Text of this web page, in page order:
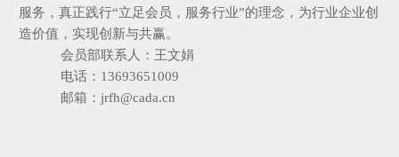
服务，真正践行“立足会员，服务行业”的理念，为行业企业创
造价值，实现创新与共赢。
会员部联系人：王文娟
电话：13693651009
邮箱：jrfh@cada.cn